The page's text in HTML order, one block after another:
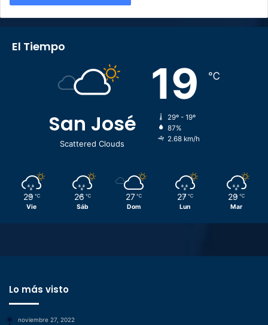
El Tiempo
San José
Scattered Clouds
19 ℃
29º - 19º
87%
2.68 km/h
29 ℃
Vie
26 ℃
Sáb
27 ℃
Dom
27 ℃
Lun
29 ℃
Mar
Lo más visto
noviembre 27, 2022